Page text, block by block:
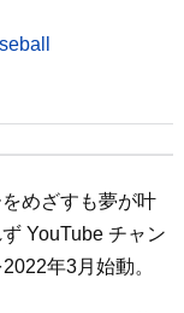
めざすも夢が叶
YouTube チャン
年3月始動。